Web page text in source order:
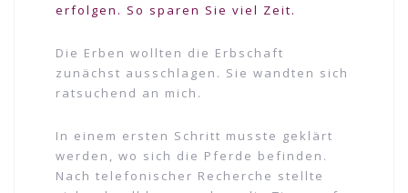
erfolgen. So sparen Sie viel Zeit.
Die Erben wollten die Erbschaft
zunächst ausschlagen. Sie wandten sich
ratsuchend an mich.
In einem ersten Schritt musste geklärt
werden, wo sich die Pferde befinden.
Nach telefonischer Recherche stellte